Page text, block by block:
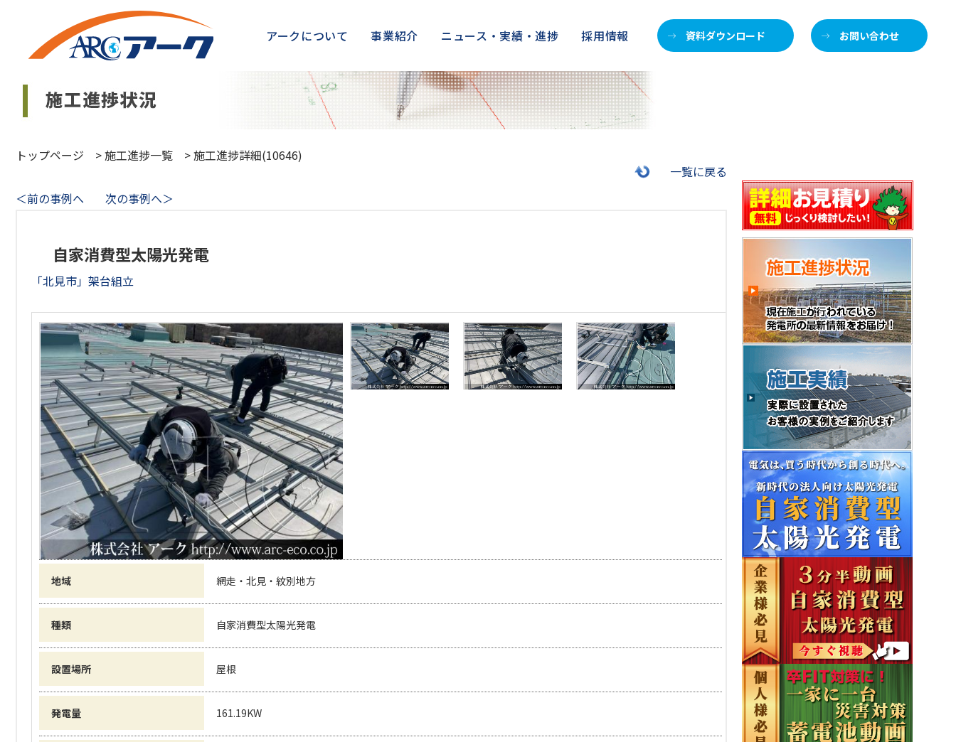
アークについて 事業紹介 ニュース・実績・進捗 採用情報 資料ダウンロード お問い合わせ
トップページ >施工進捗一覧 >施工進捗詳細(10646)
一覧に戻る
＜前の事例へ
次の事例へ＞
自家消費型太陽光発電
「北見市」架台組立
地域 網走・北見・紋別地方
種類 自家消費型太陽光発電
設置場所 屋根
発電量 161.19KW